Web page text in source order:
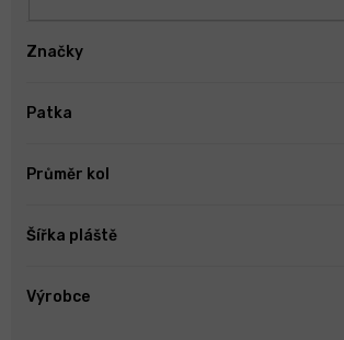
Značky
Patka
Průměr kol
Šířka pláště
Výrobce